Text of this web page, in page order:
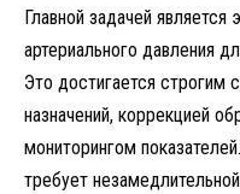
Главной задачей
артериального давления
Это достигается
назначений, коррекцией
мониторингом
требует